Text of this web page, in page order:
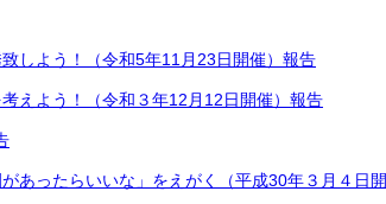
しよう！（令和5年11月23日開催）報告
えよう！（令和３年12月12日開催）報告
あったらいいな」をえがく（平成30年３月４日開